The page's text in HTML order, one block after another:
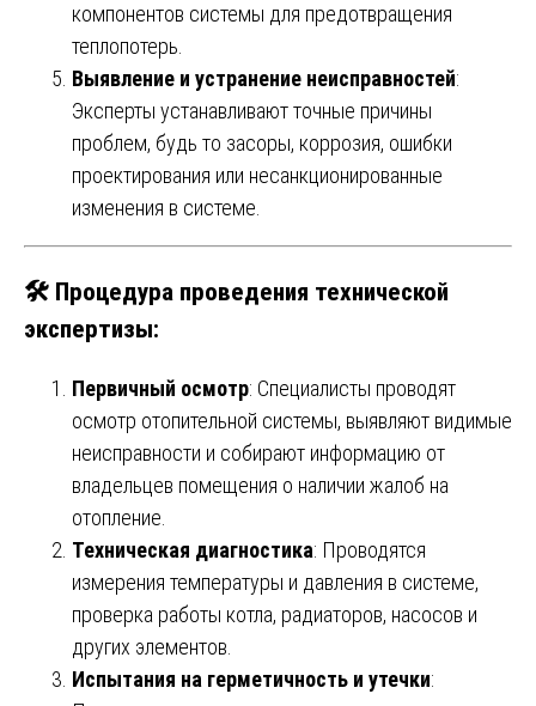
компонентов системы для предотвращения
теплопотерь.
Выявление и устранение неисправностей:
Эксперты устанавливают точные причины
проблем, будь то засоры, коррозия, ошибки
проектирования или несанкционированные
изменения в системе.
🛠️ Процедура проведения технической
экспертизы:
Первичный осмотр: Специалисты проводят
осмотр отопительной системы, выявляют видимые
неисправности и собирают информацию от
владельцев помещения о наличии жалоб на
отопление.
Техническая диагностика: Проводятся
измерения температуры и давления в системе,
проверка работы котла, радиаторов, насосов и
других элементов.
Испытания на герметичность и утечки: